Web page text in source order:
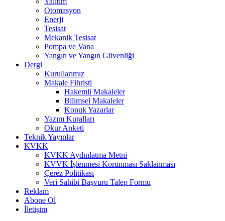
Otomasyon
Enerji
Tesisat
Mekanik Tesisat
Pompa ve Vana
Yangın ve Yangın Güvenliği
Dergi
Kurullarımız
Makale Fihristi
Hakemli Makaleler
Bilimsel Makaleler
Konuk Yazarlar
Yazım Kuralları
Okur Anketi
Teknik Yayınlar
KVKK
KVKK Aydınlatma Metni
KVVK İşlenmesi Korunması Saklanması
Çerez Politikası
Veri Sahibi Başvuru Talep Formu
Reklam
Abone Ol
İletişim